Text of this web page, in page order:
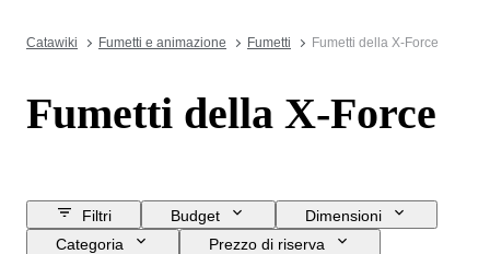
Catawiki Fumetti e animazione Fumetti Fumetti della X-Force
Fumetti della X-Force
Filtri Budget
Dimensioni
Categoria
Prezzo di riserva